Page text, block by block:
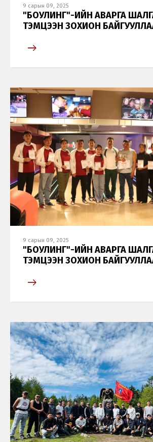
9 сарын 09, 2025
"БОУЛИНГ"-ИЙН АВАРГА
ТЭМЦЭЭН ЗОХИОН
9 сарын 09, 2025
"БОУЛИНГ"-ИЙН АВАРГА
ТЭМЦЭЭН ЗОХИОН